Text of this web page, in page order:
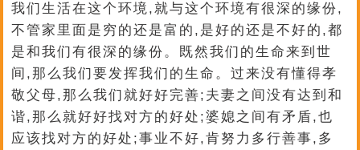
我们生活在这个环境,就与这个环境有很深的缘份,
不管家里面是穷的还是富的,是好的还是不好的,都
是和我们有很深的缘份。既然我们的生命来到世
间,那么我们要发挥我们的生命。过来没有懂得孝
敬父母,那么我们就好好完善;夫妻之间没有达到和
谐,那么就好好找对方的好处;婆媳之间有矛盾,也
应该找对方的好处;事业不好,肯努力多行善事,多